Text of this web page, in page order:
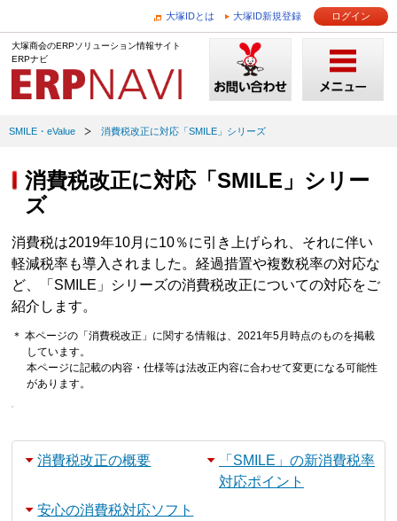
大塚IDとは 大塚ID新規登録 ログイン
大塚商会のERPソリューション情報サイト
ERPナビ
SMILE・eValue 消費税改正に対応「SMILE」シリーズ
消費税改正に対応「SMILE」シリー
ズ
消費税は2019年10月に10％に引き上げられ、それに伴い
軽減税率も導入されました。経過措置や複数税率の対応な
ど、「SMILE」シリーズの消費税改正についての対応をご
紹介します。
＊ 本ページの「消費税改正」に関する情報は、2021年5月時点のものを掲載
しています。
本ページに記載の内容・仕様等は法改正内容に合わせて変更になる可能性
があります。
消費税改正の概要
「SMILE」の新消費税率
対応ポイント
安心の消費税対応ソフト